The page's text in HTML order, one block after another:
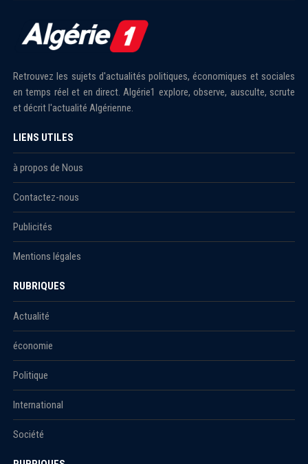
Retrouvez les sujets d'actualités politiques, économiques et sociales
en temps réel et en direct. Algérie1 explore, observe, ausculte, scrute
et décrit l'actualité Algérienne.
LIENS UTILES
à propos de Nous
Contactez-nous
Publicités
Mentions légales
RUBRIQUES
Actualité
économie
Politique
International
Société